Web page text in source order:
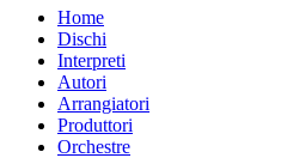
Home
Dischi
Interpreti
Autori
Arrangiatori
Produttori
Orchestre